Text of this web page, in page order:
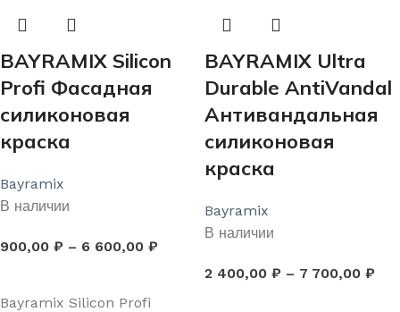
BAYRAMIX Silicon
Profi Фасадная
силиконовая
краска
Bayramix
В наличии
900,00 ₽ – 6 600,00 ₽
Bayramix Silicon Profi
BAYRAMIX Ultra
Durable AntiVandal
Антивандальная
силиконовая
краска
Bayramix
В наличии
2 400,00 ₽ – 7 700,00 ₽